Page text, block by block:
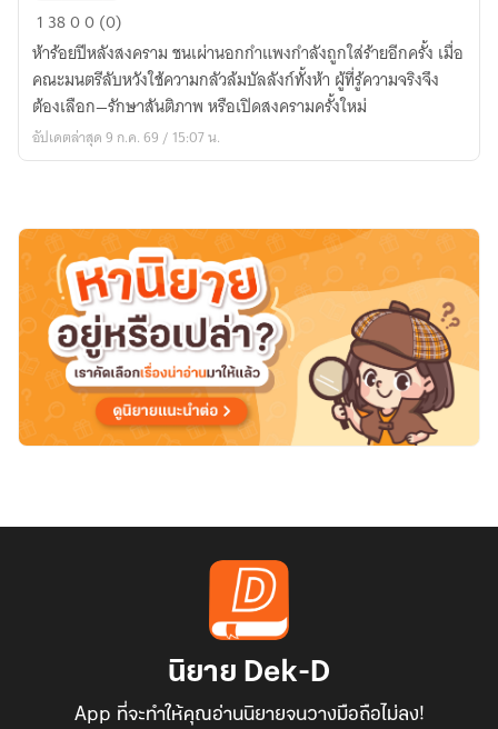
Alforce
1 3800 (0)
ห้าร้อยปีหลังสงคราม ชนเผ่านอกกำแพงกำลังถูกใส่ร้ายอีกครั้ง เมื่อ
คณะมนตรีลับหวังใช้ความกลัวล้มบัลลังก์ทั้งห้า ผู้ที่รู้ความจริงจึง
ต้องเลือก—รักษาสันติภาพ หรือเปิดสงครามครั้งใหม่
อัปเดตล่าสุด 9 ก.ค. 69 / 15:07 น.
นิยาย Dek-D
App ที่จะทำให้คุณอ่านนิยายจนวางมือถือไม่ลง!